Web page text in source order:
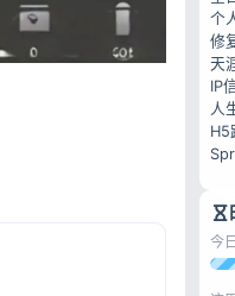
个
修
天
IP
人
H5
今